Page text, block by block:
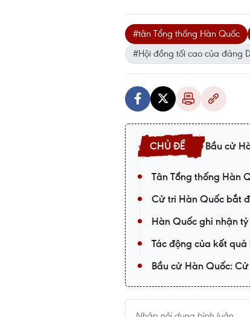
#tân Tổng thống Hàn Quốc
#Hội đồng tối cao của đảng
Bầu cử
Tân Tổng thống Hàn
Cử tri Hàn Quốc bắt
Hàn Quốc ghi nhận
Tác động của kết
Bầu cử Hàn Quốc: